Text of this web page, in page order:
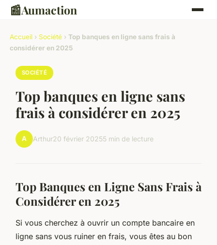
📰Aumaction
Accueil › Société › Top banques en ligne sans frais à
considérer en 2025
SOCIÉTÉ
Top banques en ligne sans
frais à considérer en 2025
A Arthur20 février 20255 min de lecture
Top Banques en Ligne Sans Frais à
Considérer en 2025
Si vous cherchez à ouvrir un compte bancaire en
ligne sans vous ruiner en frais, vous êtes au bon